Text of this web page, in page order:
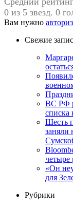
0 из 5 звезд. 0
Вам нужно
Свежие
ВС РФ
списка
Шесть
заняли
четыре
«Он
для
Рубрики